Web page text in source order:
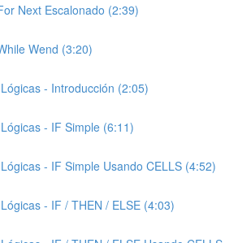
Next Escalonado (2:39)
Wend (3:20)
- Introducción (2:05)
- IF Simple (6:11)
- IF Simple Usando CELLS (4:52)
- IF / THEN / ELSE (4:03)